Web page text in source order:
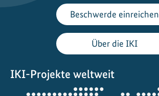
m
R
e
g
e
Beschwerde einreichen
Über die IKI
IKI-Projekte weltweit
Öffnet